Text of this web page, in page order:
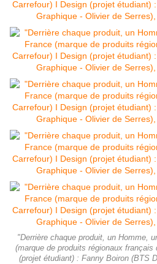
"Derrière chaque produit, un Homme,
(marque de produits régionaux français
(projet étudiant) : Fanny Boiron (BTS